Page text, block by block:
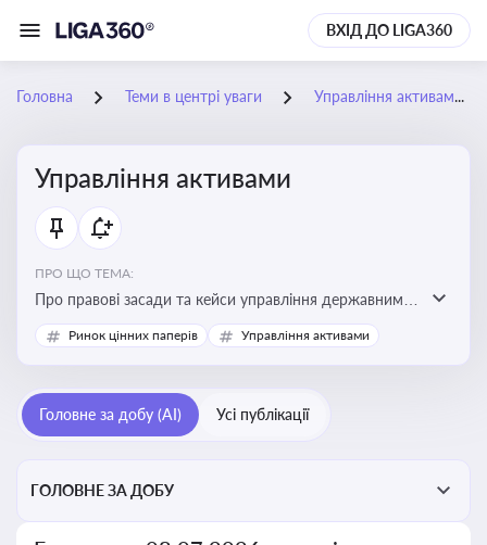
ВХІД ДО LIGA360
Головна Теми в центрі уваги Управління активами
Управління активами
ПРО ЩО ТЕМА:
Про правові засади та кейси управління державними,
комунальними та корпоративними активами, для
юристів і керівників, які відповідають за збереження
Ринок цінних паперів Управління активами
Головне за добу (AI) Усі публікації
ГОЛОВНЕ ЗА ДОБУ